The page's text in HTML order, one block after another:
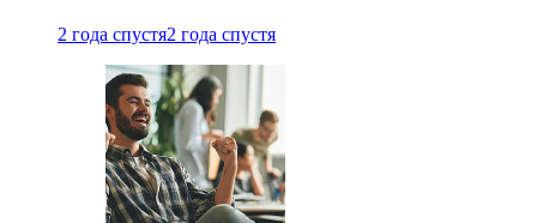
2 года спустя2 года спустя